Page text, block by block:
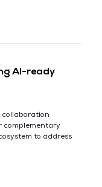
AI-ready
collaboration
complementary
to address